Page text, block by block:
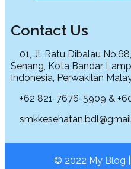
Contact Us
01, Jl. Ratu Dibalau
Senang, Kota Bandar
Indonesia, Perwakilan
+62 821-7676-5909 &
© 2022 My Blog |